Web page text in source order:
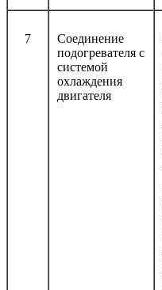
7
Соединение
подогревателя с
системой
охлаждения
двигателя